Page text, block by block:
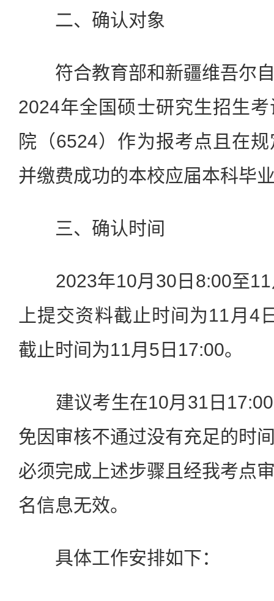
二、确认对象
符合教育部和新疆维吾尔自
2024年全国硕士研究生招生
院（6524）作为报考点且在
并缴费成功的本校应届本科毕
三、确认时间
2023年10月30日8:00至11
上提交资料截止时间为11月4
截止时间为11月5日17:00。
建议考生在10月31日17:00
免因审核不通过没有充足的时
必须完成上述步骤且经我考点
名信息无效。
具体工作安排如下：